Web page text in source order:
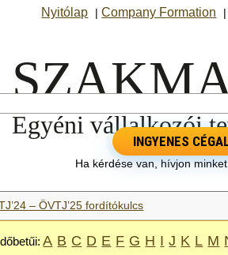
Nyitólap |Company Formation
INGYENES
Ha kérdése van, hívjon
– ÖVTJ’25 fordítókulcs
A B C D E F G H I J K L M